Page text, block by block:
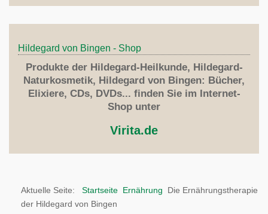
Hildegard von Bingen - Shop
Produkte der Hildegard-Heilkunde, Hildegard-
Naturkosmetik, Hildegard von Bingen: Bücher,
Elixiere, CDs, DVDs... finden Sie im Internet-
Shop unter
Virita.de
Aktuelle Seite: Startseite Ernährung
Die Ernährungstherapie
der Hildegard von Bingen